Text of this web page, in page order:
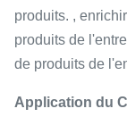
produits. ,
produits de
de produits de
Application du